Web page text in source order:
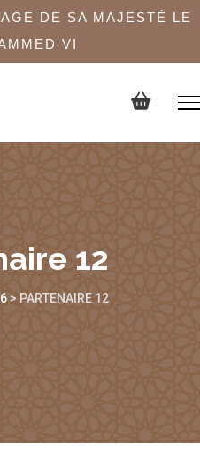
DE SA MAJESTÉ LE
VI
12
> PARTENAIRE 12